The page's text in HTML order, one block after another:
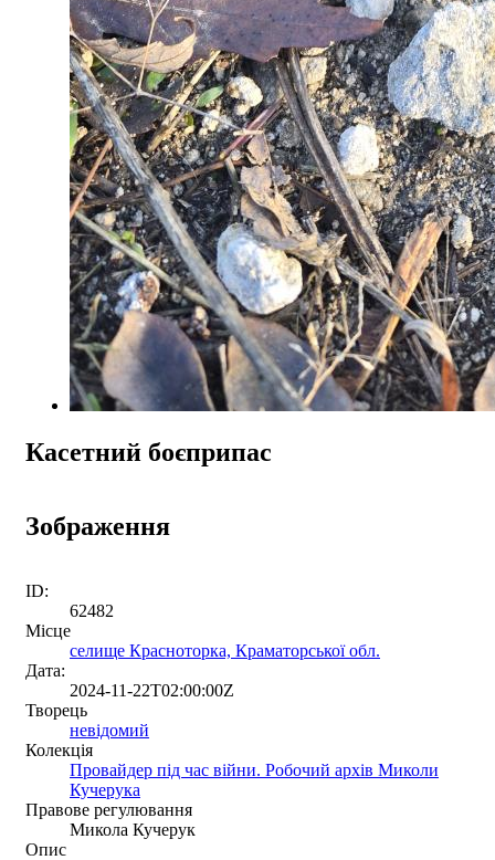
Касетний боєприпас
Зображення
ID:
62482
Місце
селище Красноторка, Краматорської обл.
Дата:
2024-11-22T02:00:00Z
Творець
невідомий
Колекція
Провайдер під час війни. Робочий архів Миколи
Кучерука
Правове регулювання
Микола Кучерук
Опис